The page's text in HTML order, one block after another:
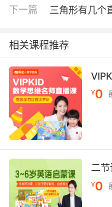
内容简介
一天，熊失去了最好的
却把自己封闭起来，怎
猫，他陪伴熊一起凝视
鸟在一起的美好时光。
开了，但小鸟可以永远
下一篇 三角形有几个
相关课程推荐
¥0
二
¥0